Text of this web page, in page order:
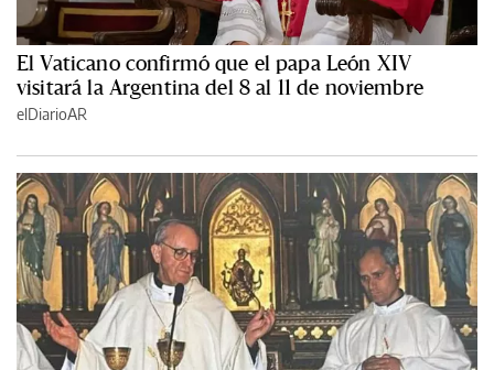
El Vaticano confirmó que el papa León XIV
visitará la Argentina del 8 al 11 de noviembre
elDiarioAR